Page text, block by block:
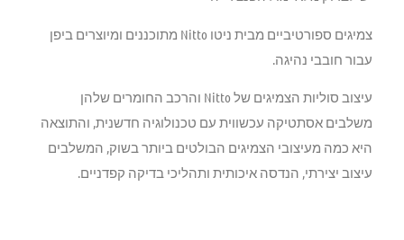
צמיגים ספורטיביים מבית ניטו Nitto מתוכננים ומיוצרים ביפן
עבור חובבי נהיגה.
עיצוב סוליות הצמיגים של Nitto והרכב החומרים שלהן
משלבים אסתטיקה עכשווית עם טכנולוגיה חדשנית, והתוצאה
היא כמה מעיצובי הצמיגים הבולטים ביותר בשוק, המשלבים
עיצוב יצירתי, הנדסה איכותית ותהליכי בדיקה קפדניים.